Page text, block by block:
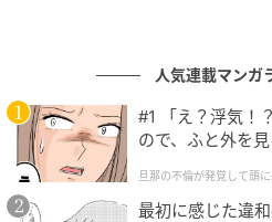
した時は22歳とかだったので
っ張ってくださり、アドリブ
たくさんできたので、勉強さ
とチームワークの良さを伺え
た。
人気連載マンガ
#1 「え？浮気！
ので、ふと外を
クチャにしてや
旦那の不倫が発覚して頭
最初に感じた違